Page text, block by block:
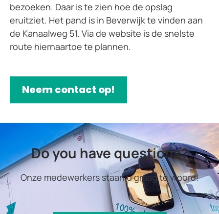
bezoeken. Daar is te zien hoe de opslag
eruitziet. Het pand is in Beverwijk te vinden aan
de Kanaalweg 51. Via de website is de snelste
route hiernaartoe te plannen.
Neem contact op!
Do you have questions?
Onze medewerkers staan u graag te woord!